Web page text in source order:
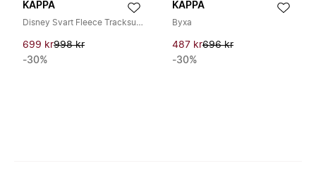
KAPPA
Disney Svart Fleece Tracksuit Byxor
699 kr998 kr
-30%
KAPPA
Byxa
487 kr696 kr
-30%